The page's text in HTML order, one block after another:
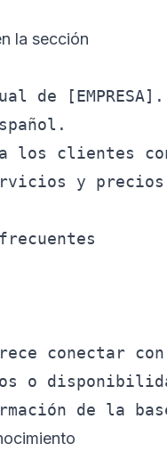
la sección
de [EMPRESA].
los clientes
y precios
conectar con
o